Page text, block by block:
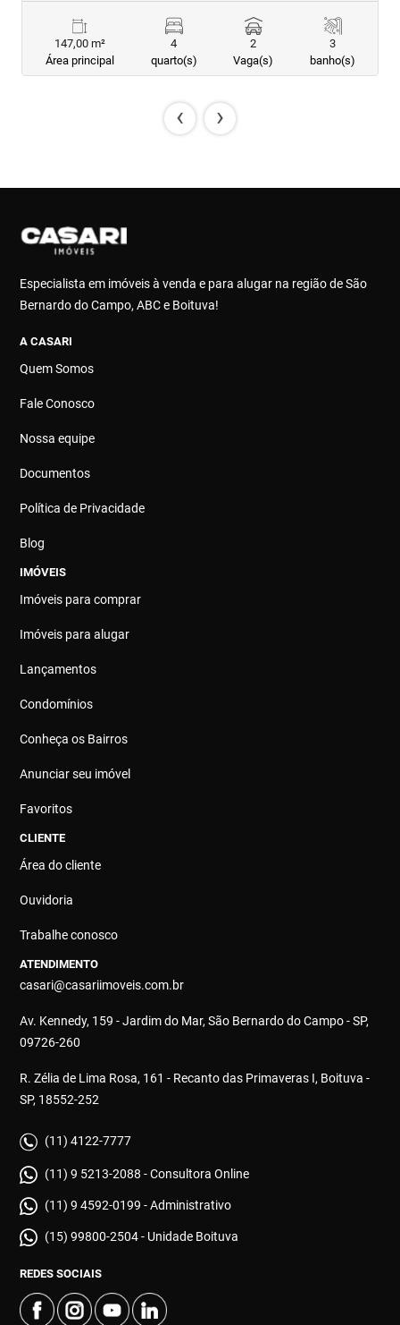
147,00 m²
Área principal
4
quarto(s)
2
Vaga(s)
3
banho(s)
‹ ›
Especialista em imóveis à venda e para alugar na região de São
Bernardo do Campo, ABC e Boituva!
A CASARI
Quem Somos
Fale Conosco
Nossa equipe
Documentos
Política de Privacidade
Blog
IMÓVEIS
Imóveis para comprar
Imóveis para alugar
Lançamentos
Condomínios
Conheça os Bairros
Anunciar seu imóvel
Favoritos
CLIENTE
Área do cliente
Ouvidoria
Trabalhe conosco
ATENDIMENTO
casari@casariimoveis.com.br
Av. Kennedy, 159 - Jardim do Mar, São Bernardo do Campo - SP,
09726-260
R. Zélia de Lima Rosa, 161 - Recanto das Primaveras I, Boituva -
SP, 18552-252
(11) 4122-7777
(11) 9 5213-2088 - Consultora Online
(11) 9 4592-0199 - Administrativo
(15) 99800-2504 - Unidade Boituva
REDES SOCIAIS